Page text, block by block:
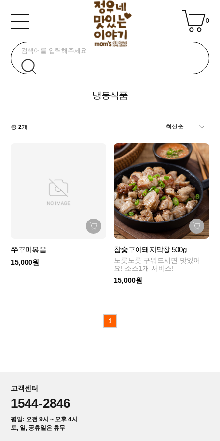
0
냉동식품
총2개
쭈꾸미볶음
15,000원
참숯구이돼지막창 500g
노릇노릇 구워드시면 맛있어
요! 소스1개 서비스!
15,000원
1
고객센터
1544-2846
평일: 오전 9시 ~ 오후 4시
토, 일, 공휴일은 휴무